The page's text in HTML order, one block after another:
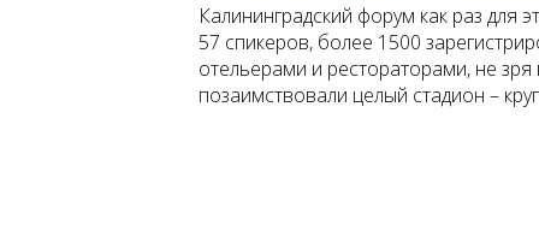
Калининградский форум как раз для
57 спикеров, более 1500
отельерами и рестораторами, не
позаимствовали целый стадион –